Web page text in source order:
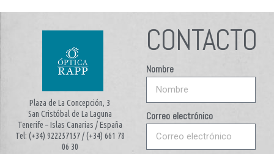
Plaza de La Concepción, 3
San Cristóbal de La Laguna
Tenerife – Islas Canarias / España
Tel: (+34) 922257157 / (+34) 661 78
06 30
CONTACTO
Nombre
Correo electrónico